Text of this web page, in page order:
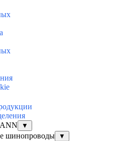
▼
шинопроводы ▼